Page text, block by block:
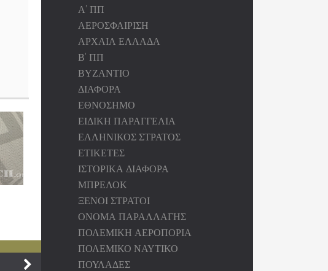
Α' ΠΠ
ΑΕΡΟΣΦΑΙΡΙΣΗ
ΑΡΧΑΙΑ ΕΛΛΑΔΑ
Β' ΠΠ
ΒΥΖΑΝΤΙΟ
ΔΙΑΦΟΡΑ
ΕΘΝΟΣΗΜΟ
ΕΙΔΙΚΗ ΠΑΡΑΓΓΕΛΙΑ
ΕΛΛΗΝΙΚΟΣ ΣΤΡΑΤΟΣ
ΕΤΙΚΕΤΕΣ
ΙΣΤΟΡΙΚΑ ΔΙΑΦΟΡΑ
ΜΠΡΕΛΟΚ
ΞΕΝΟΙ ΣΤΡΑΤΟΙ
ΟΝΟΜΑ ΠΑΡΑΛΛΑΓΗΣ
ΠΟΛΕΜΙΚΗ ΑΕΡΟΠΟΡΙΑ
ΠΟΛΕΜΙΚΟ ΝΑΥΤΙΚΟ
ΠΟΥΛΑΔΕΣ